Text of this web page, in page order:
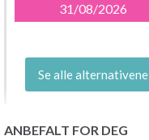
31/08/2026
Se alle alternativene
ANBEFALT FOR DEG